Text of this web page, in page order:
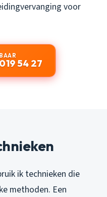
voor
54 27
ik technieken die
methoden. Een